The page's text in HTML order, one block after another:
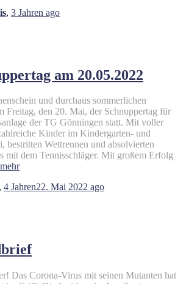
, 3 Jahren ago
am 20.05.2022
und durchaus sommerlichen
Freitag, den 20. Mai, der Schnuppertag für
der TG Gönningen statt. Mit voller
Kinder im Kindergarten- und
bestritten Wettrennen und absolvierten
mit dem Tennisschläger. Mit großem Erfolg
mehr
, 4 Jahren22. Mai 2022 ago
Das Corona-Virus mit seinen Mutanten hat